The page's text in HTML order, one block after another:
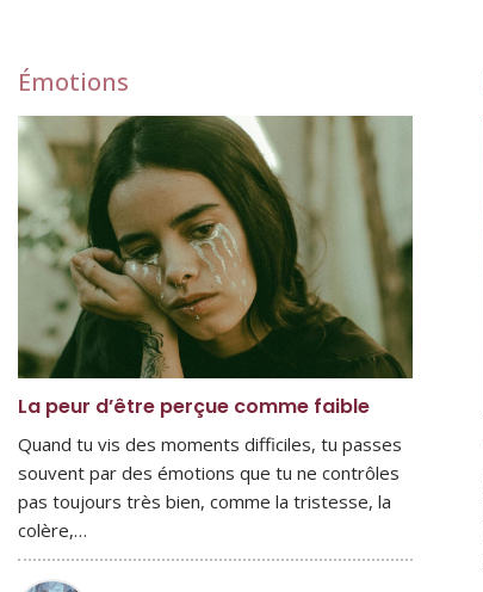
Émotions
La peur d’être perçue comme faible
Quand tu vis des moments difficiles, tu passes
souvent par des émotions que tu ne contrôles
pas toujours très bien, comme la tristesse, la
colère,…